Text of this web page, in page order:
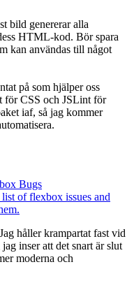
bild genererar alla
HTML-kod. Bör spara
kan användas till något
på som hjälper oss
CSS och JSLint för
iaf, så jag kommer
Bugs
of flexbox issues and
håller krampartat fast vid
inser att det snart är slut
moderna och